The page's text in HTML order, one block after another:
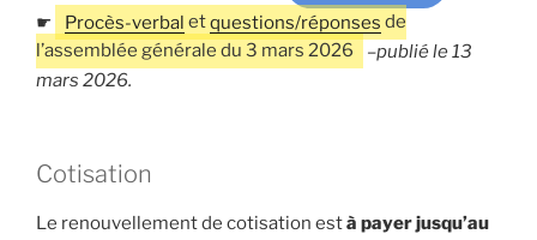
☛ Procès-verbal etquestions/réponses de
l’assemblée générale du 3 mars 2026
–publié le 13
mars 2026.
Cotisation
Le renouvellement de cotisation està payer jusqu’au